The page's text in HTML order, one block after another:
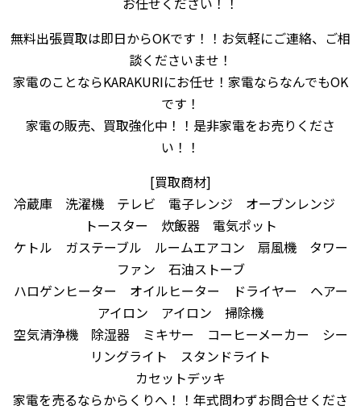
無料出張買取は即日からOKです！！お気軽にご連絡、ご相
談くださいませ！
家電のことならKARAKURIにお任せ！家電ならなんでもOK
です！
家電の販売、買取強化中！！是非家電をお売りくださ
い！！
[買取商材]
冷蔵庫 洗濯機 テレビ 電子レンジ オーブンレンジ
トースター 炊飯器 電気ポット
ケトル ガステーブル ルームエアコン 扇風機 タワー
ファン 石油ストーブ
ハロゲンヒーター オイルヒーター ドライヤー ヘアー
アイロン アイロン 掃除機
空気清浄機 除湿器 ミキサー コーヒーメーカー シー
リングライト スタンドライト
カセットデッキ
家電を売るならからくりへ！！年式問わずお問合せくださ